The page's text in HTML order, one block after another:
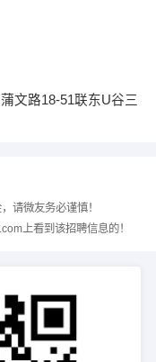
文路18-51联东U谷三
请微友务必谨慎！
上看到该招聘信息的！